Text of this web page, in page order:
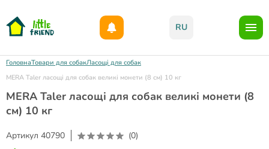
RU
ГоловнаТовари для собакЛасощі для собак
MERA Taler ласощі для собак великі монети (8 см) 10 кг
MERA Taler ласощі для собак великі монети (8
см) 10 кг
Артикул 40790
(0)